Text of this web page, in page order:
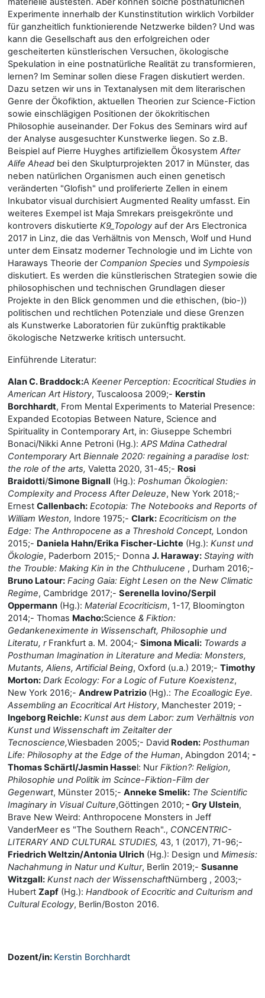
Experimente innerhalb der Kunstinstitution wirklich Vorbilder
für ganzheitlich funktionierende Netzwerke bilden? Und was
kann die Gesellschaft aus den erfolgreichen oder
gescheiterten künstlerischen Versuchen, ökologische
Spekulation in eine postnatürliche Realität zu transformieren,
lernen? Im Seminar sollen diese Fragen diskutiert werden.
Dazu setzen wir uns in Textanalysen mit dem literarischen
Genre der Ökofiktion, aktuellen Theorien zur Science-Fiction
sowie einschlägigen Positionen der ökokritischen
Philosophie auseinander. Der Fokus des Seminars wird auf
der Analyse ausgesuchter Kunstwerke liegen. So z.B.
Beispiel auf Pierre Huyghes artifiziellem Ökosystem After
Alife Ahead bei den Skulpturprojekten 2017 in Münster, das
neben natürlichen Organismen auch einen genetisch
veränderten "Glofish" und proliferierte Zellen in einem
Inkubator visual durchisiert Augmented Reality umfasst. Ein
weiteres Exempel ist Maja Smrekars preisgekrönte und
kontrovers diskutierte K9_Topology auf der Ars Electronica
2017 in Linz, die das Verhältnis von Mensch, Wolf und Hund
unter dem Einsatz moderner Technologie und im Lichte von
Haraways Theorie der Companion Species und Sympoiesis
diskutiert. Es werden die künstlerischen Strategien sowie die
philosophischen und technischen Grundlagen dieser
Projekte in den Blick genommen und die ethischen, (bio-))
politischen und rechtlichen Potenziale und diese Grenzen
als Kunstwerke Laboratorien für zukünftig praktikable
ökologische Netzwerke kritisch untersucht.
Einführende Literatur:
Alan C. Braddock:A Keener Perception: Ecocritical Studies in
American Art History, Tuscaloosa 2009;- Kerstin
Borchhardt, From Mental Experiments to Material Presence:
Expanded Ecotopias Between Nature, Science and
Spirituality in Contemporary Art, in: Giuseppe Schembri
Bonaci/Nikki Anne Petroni (Hg.): APS Mdina Cathedral
Contemporary Art Biennale 2020: regaining a paradise lost:
the role of the arts, Valetta 2020, 31-45;- Rosi
Braidotti/Simone Bignall (Hg.): Poshuman Ökologien:
Complexity and Process After Deleuze, New York 2018;-
Ernest Callenbach: Ecotopia: The Notebooks and Reports of
William Weston, Indore 1975;- Clark: Ecocriticism on the
Edge: The Anthropocene as a Threshold Concept, London
2015;- Daniela Hahn/Erika Fischer-Lichte (Hg.): Kunst und
Ökologie, Paderborn 2015;- Donna J. Haraway: Staying with
the Trouble: Making Kin in the Chthulucene , Durham 2016;-
Bruno Latour: Facing Gaia: Eight Lesen on the New Climatic
Regime, Cambridge 2017;- Serenella Iovino/Serpil
Oppermann (Hg.): Material Ecocriticism, 1-17, Bloomington
2014;- Thomas Macho:Science & Fiktion:
Gedankeneximente in Wissenschaft, Philosophie und
Literatu, r Frankfurt a. M. 2004;- Simona Micali: Towards a
Posthuman Imagination in Literature and Media: Monsters,
Mutants, Aliens, Artificial Being, Oxford (u.a.) 2019;- Timothy
Morton: Dark Ecology: For a Logic of Future Koexistenz,
New York 2016;- Andrew Patrizio (Hg).: The Ecoallogic Eye.
Assembling an Ecocritical Art History, Manchester 2019; -
Ingeborg Reichle: Kunst aus dem Labor: zum Verhältnis von
Kunst und Wissenschaft im Zeitalter der
Tecnoscience,Wiesbaden 2005;- David Roden: Posthuman
Life: Philosophy at the Edge of the Human, Abingdon 2014; -
Thomas Schärtl/Jasmin Hassel: NurFiktion?: Religion,
Philosophie und Politik im Scince-Fiktion-Film der
Gegenwart, Münster 2015;- Anneke Smelik: The Scientific
Imaginary in Visual Culture,Göttingen 2010; - Gry Ulstein,
Brave New Weird: Anthropocene Monsters in Jeff
VanderMeer es "The Southern Reach"., CONCENTRIC-
LITERARY AND CULTURAL STUDIES, 43, 1 (2017), 71-96;-
Friedrich Weltzin/Antonia Ulrich (Hg.): Design und Mimesis:
Nachahmung in Natur und Kultur, Berlin 2019;- Susanne
Witzgall: Kunst nach der WissenschaftNürnberg , 2003;-
Hubert Zapf (Hg.): Handbook of Ecocritic and Culturism and
Cultural Ecology, Berlin/Boston 2016.
Dozent/in: Kerstin Borchhardt